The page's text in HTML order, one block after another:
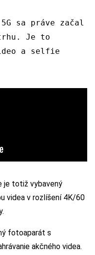
sa práve začal
trhu. Je to
a selfie
je totiž vybavený
videa v rozlíšení 4K/60
fotoaparát s
akčného videa.